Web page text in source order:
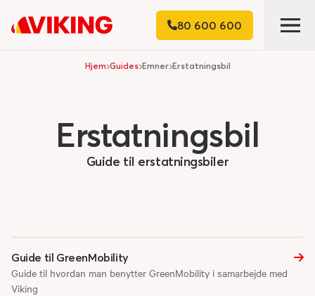
80 600 600
Hjem Guides Emner Erstatningsbil
Erstatningsbil
Guide til erstatningsbiler
Guide til GreenMobility
Guide til hvordan man benytter GreenMobility i samarbejde med
Viking